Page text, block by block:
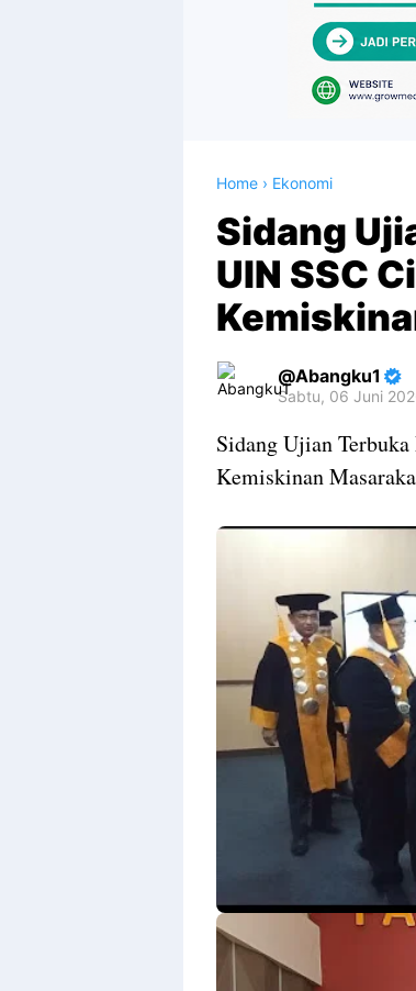
Home › Ekonomi
Sidang
UIN SSC
Abangku1
Sabtu, 06 Juni
Premium
Raushan
With
Sidang Ujian
Kemiskinan